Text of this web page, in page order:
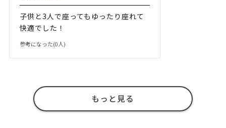
子供と3人で座ってもゆったり座れて
快適でした！
参考になった(0人)
もっと見る